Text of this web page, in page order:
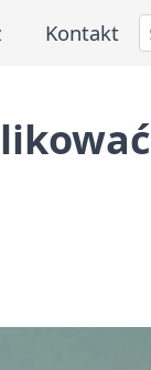
Kontakt